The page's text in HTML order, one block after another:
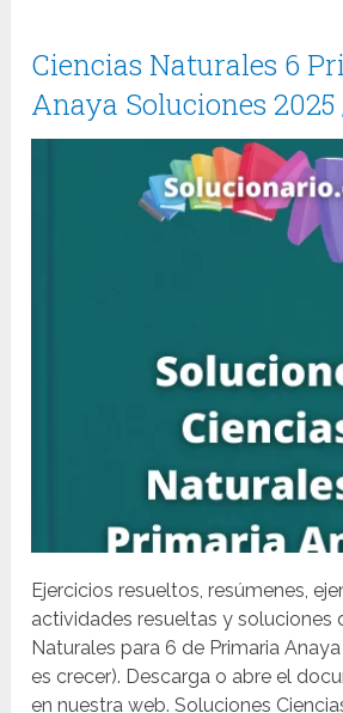
Ciencias Naturales 6
Anaya Soluciones 2025
Ejercicios resueltos, resúmenes,
actividades resueltas y soluciones
Naturales para 6 de Primaria
es crecer). Descarga o abre el
en nuestra web. Soluciones